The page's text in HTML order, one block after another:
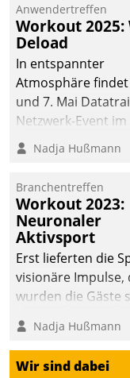
Anwendertreffen
Workout 2025:
Deload
In entspannter
Atmosphäre findet
und 7. Mai
Netzwerk-Event im
Kunden- und
statt. Zentrale
Mammutprojekte
meistern und
wuppen – bei
anspruchsvollen
Aufgaben und
abnehmendem
Nadja Hußmann
Branchentreffen
Workout 2023:
Neuronaler
Aktivsport
Erst lieferten die
visionäre Impulse,
wurden die Gäste
methodisch
Vernetzungsideen
Quartier.
Nadja Hußmann
Wir sind dabei